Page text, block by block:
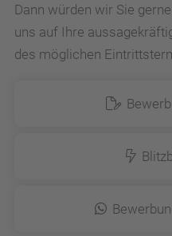
Dann würden wir Sie
uns auf Ihre
des möglichen